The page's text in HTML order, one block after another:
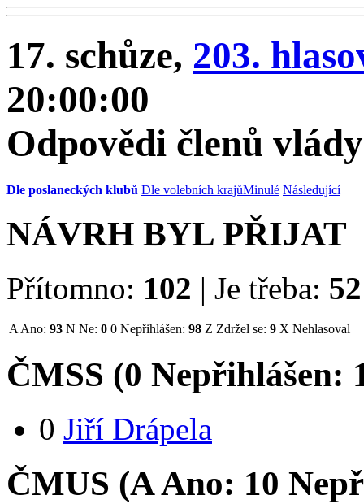
17. schůze, 203.
20:00:00
Odpovědi členů
Dle poslaneckých klubů Dle volebních krajůMinulé Následující
NÁVRH BYL PŘIJAT
Přítomno: 102 | Je třeba: 52
A Ano: 93 N Ne: 0 0 Nepřihlášen: 98 Z Zdržel se: 9 X Nehlasoval
ČMSS (0 Nepřihlášen:
0 Jiří Drápela
ČMUS (AAno: 10